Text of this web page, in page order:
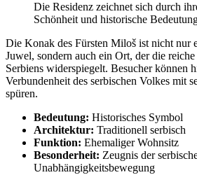
Die Residenz zeichnet sich durch
Schönheit und historische
Die Konak des Fürsten Miloš ist nicht nur
Juwel, sondern auch ein Ort, der die
Serbiens widerspiegelt. Besucher können
Verbundenheit des serbischen Volkes mit
spüren.
Bedeutung: Historisches Symbol
Architektur: Traditionell serbisch
Funktion: Ehemaliger Wohnsitz
Besonderheit: Zeugnis der
Unabhängigkeitsbewegung